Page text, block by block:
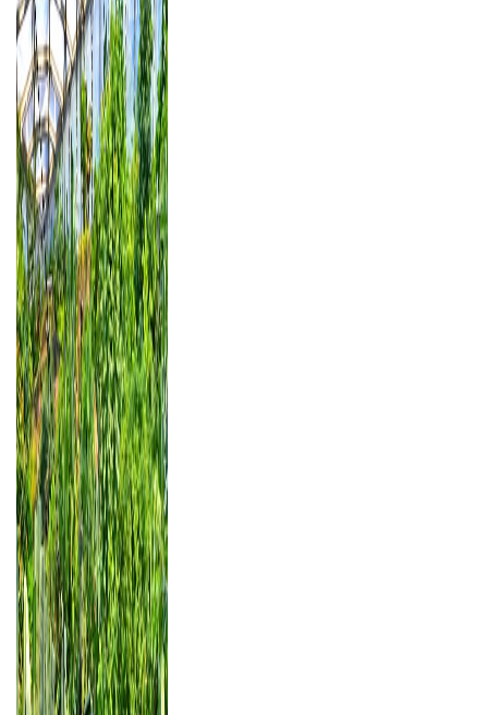
Reiseerlebnis.
Mehr erfahren über unsere Tagesfahrten